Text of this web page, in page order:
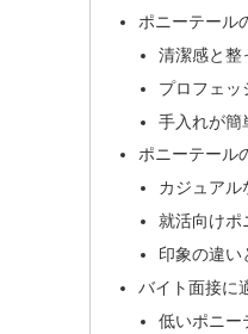
ポニーテール
清潔感と整
プロフェッ
手入れが簡
ポニーテール
カジュアル
就活向けポ
印象の違い
バイト面接に
低いポニー